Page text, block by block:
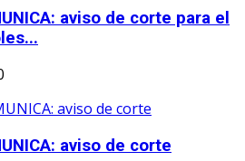
aviso de corte para el
aviso de corte